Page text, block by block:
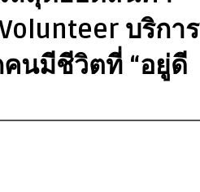
บริการ
นมีชีวิตที่ “อยู่ดี